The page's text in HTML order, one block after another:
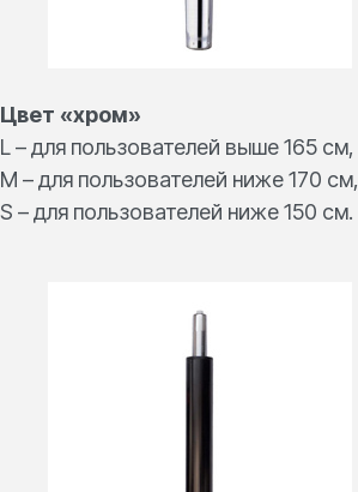
Цвет «хром»
L – для пользователей выше 165 см,
M – для пользователей ниже 170 см,
S – для пользователей ниже 150 см.